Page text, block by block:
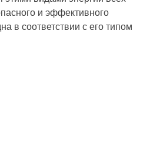
и эффективного
в соответствии с его типом